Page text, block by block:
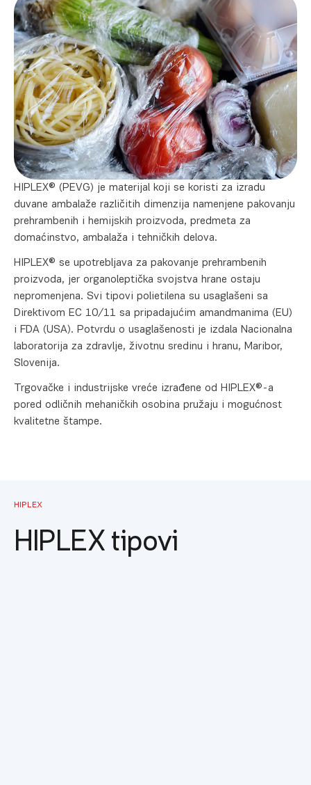
HIPLEX® (PEVG) je materijal koji se koristi za izradu
duvane ambalaže različitih dimenzija namenjene pakovanju
prehrambenih i hemijskih proizvoda, predmeta za
domaćinstvo, ambalaža i tehničkih delova.
HIPLEX® se upotrebljava za pakovanje prehrambenih
proizvoda, jer organoleptička svojstva hrane ostaju
nepromenjena. Svi tipovi polietilena su usaglašeni sa
Direktivom EC 10/11 sa pripadajućim amandmanima (EU)
i FDA (USA). Potvrdu o usaglašenosti je izdala Nacionalna
laboratorija za zdravlјe, životnu sredinu i hranu, Maribor,
Slovenija.
Trgovačke i industrijske vreće izrađene od HIPLEX®-a
pored odličnih mehaničkih osobina pružaju i mogućnost
kvalitetne štampe.
HIPLEX
HIPLEX tipovi